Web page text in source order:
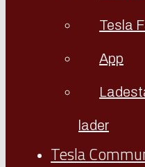
Tesla
App
lader
Tesla